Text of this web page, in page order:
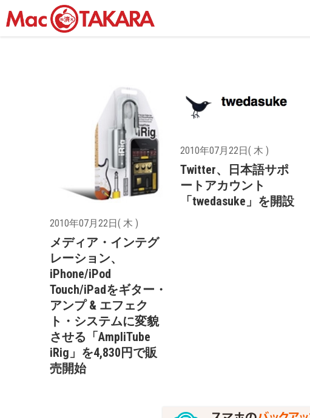
2010年07月22日( 木 )
メディア・インテグ
レーション、
iPhone/iPod
Touch/iPadをギター・
アンプ & エフェク
ト・システムに変貌
させる「AmpliTube
iRig」を4,830円で販
売開始
2010年07月22日( 木 )
Twitter、日本語サポ
ートアカウント
「twedasuke」を開設